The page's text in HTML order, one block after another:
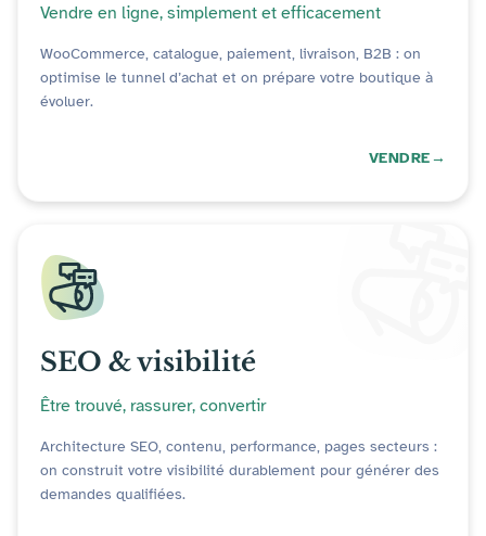
Vendre en ligne, simplement et efficacement
WooCommerce, catalogue, paiement, livraison, B2B : on
optimise le tunnel d’achat et on prépare votre boutique à
évoluer.
VENDRE
SEO & visibilité
Être trouvé, rassurer, convertir
Architecture SEO, contenu, performance, pages secteurs :
on construit votre visibilité durablement pour générer des
demandes qualifiées.